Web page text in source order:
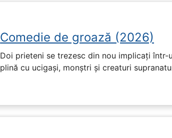
Comedie de groază (2026)
Doi prieteni se trezesc din nou implicați într-
plină cu ucigași, monștri și creaturi